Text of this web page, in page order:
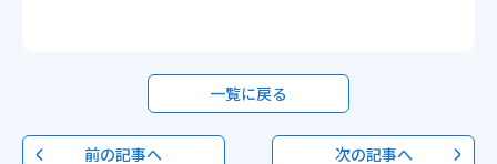
一覧に戻る
前の記事へ 次の記事へ